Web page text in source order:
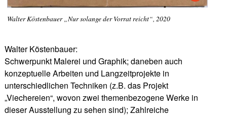
Walter Köstenbauer „Nur solange der Vorrat reicht“, 2020
Walter Köstenbauer:
Schwerpunkt Malerei und Graphik; daneben auch
konzeptuelle Arbeiten und Langzeitprojekte in
unterschiedlichen Techniken (z.B. das Projekt
„Viechereien“, wovon zwei themenbezogene Werke in
dieser Ausstellung zu sehen sind); Zahlreiche